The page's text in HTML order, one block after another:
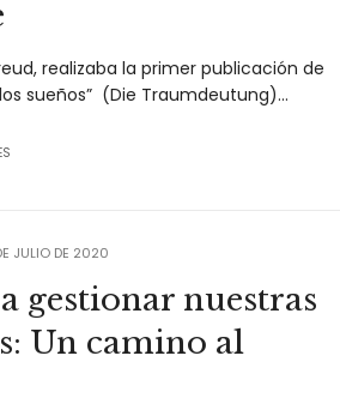
realizaba la primer publicación de
sueños” (Die Traumdeutung)…
JULIO DE 2020
gestionar nuestras
Un camino al